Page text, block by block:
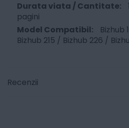
pagini
Bizhub
Bizhub 215 / Bizhub 226 /
Recenzii